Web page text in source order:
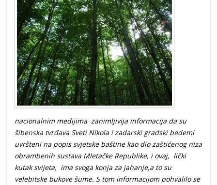
nacionalnim medijima zanimljivija informacija da su
šibenska tvrđava Sveti Nikola i zadarski gradski bedemi
uvršteni na popis svjetske baštine kao dio zaštićenog niza
obrambenih sustava Mletačke Republike, i ovaj, lički
kutak svijeta, ima svoga konja za jahanje,a to su
velebitske bukove šume. S tom informacijom pohvalilo se